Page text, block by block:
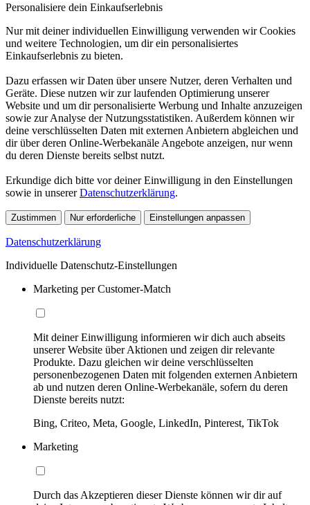
Personalisiere dein Einkaufserlebnis
Nur mit deiner individuellen Einwilligung verwenden wir Cookies
und weitere Technologien, um dir ein personalisiertes
Einkaufserlebnis zu bieten.
Dazu erfassen wir Daten über unsere Nutzer, deren Verhalten und
Geräte. Diese nutzen wir zur laufenden Optimierung unserer
Website und um dir personalisierte Werbung und Inhalte anzuzeigen
sowie zur Analyse der Nutzungsstatistiken. Außerdem können wir
deine verschlüsselten Daten mit externen Anbietern abgleichen und
dir über deren Online-Werbekanäle Angebote anzeigen, nur wenn
du deren Dienste bereits selbst nutzt.
Erkundige dich bitte vor deiner Einwilligung in den Einstellungen
sowie in unsererDatenschutzerklärung.
Zustimmen Nur erforderliche Einstellungen anpassen
Datenschutzerklärung
Individuelle Datenschutz-Einstellungen
Marketing per Customer-Match
Mit deiner Einwilligung informieren wir dich auch abseits
unserer Website über Aktionen und zeigen dir relevante
Produkte. Dazu gleichen wir deine verschlüsselten
personenbezogenen Daten mit folgenden externen Anbietern
ab und nutzen deren Online-Werbekanäle, sofern du deren
Dienste bereits nutzt:
Bing, Criteo, Meta, Google, LinkedIn, Pinterest, TikTok
Marketing
Durch das Akzeptieren dieser Dienste können wir dir auf